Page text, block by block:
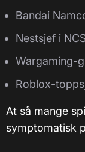
Bandai
Nestsjef i
Wargaming-
Roblox-
At så mange
symptomatisk